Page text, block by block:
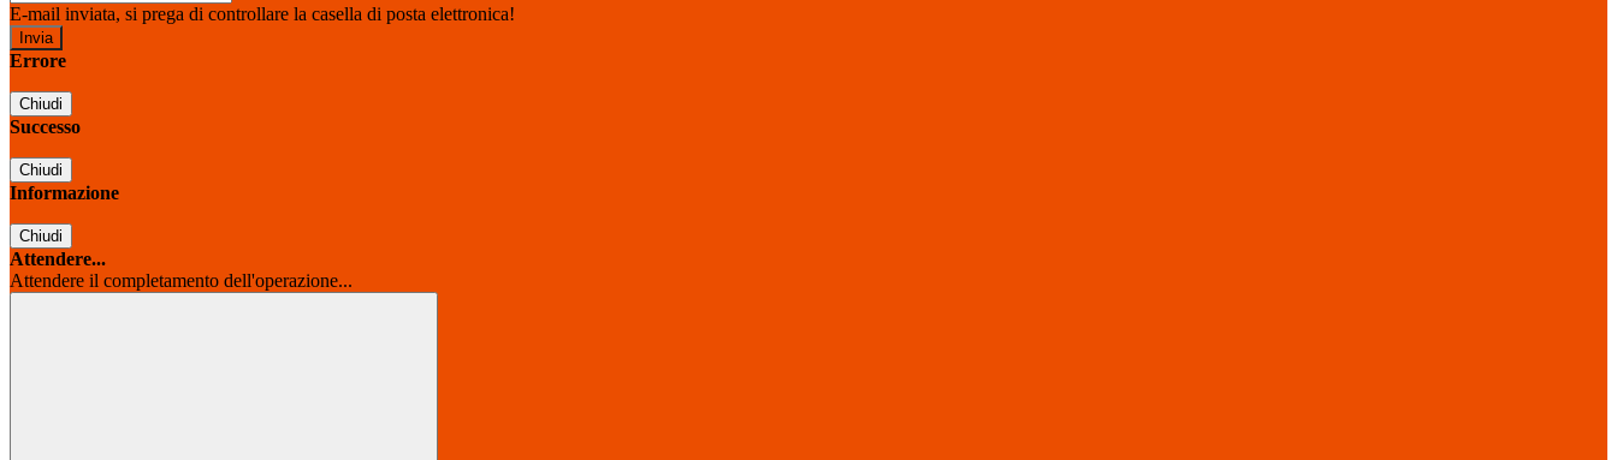
E-mail inviata, si prega di controllare la casella di posta elettronica!
Errore
Chiudi
Successo
Chiudi
Informazione
Chiudi
Attendere...
Attendere il completamento dell'operazione...